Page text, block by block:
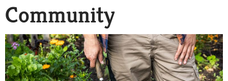
Community